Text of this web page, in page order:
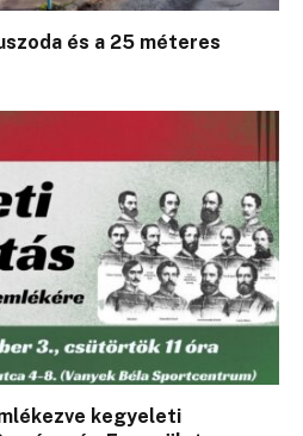
és a 25 méteres
kegyeleti